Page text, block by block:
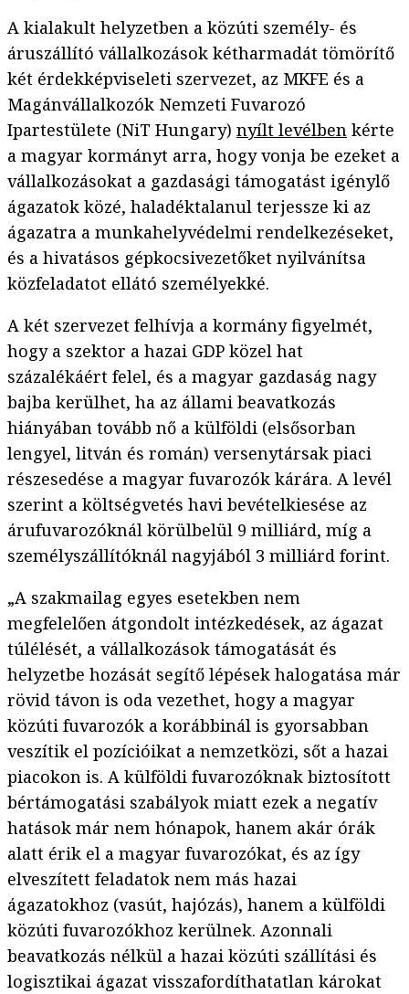
A kialakult helyzetben a közúti személy- és
áruszállító vállalkozások kétharmadát tömörítő
két érdekképviseleti szervezet, az MKFE és a
Magánvállalkozók Nemzeti Fuvarozó
Ipartestülete (NiT Hungary) nyílt levélben kérte
a magyar kormányt arra, hogy vonja be ezeket a
vállalkozásokat a gazdasági támogatást igénylő
ágazatok közé, haladéktalanul terjessze ki az
ágazatra a munkahelyvédelmi rendelkezéseket,
és a hivatásos gépkocsivezetőket nyilvánítsa
közfeladatot ellátó személyekké.
A két szervezet felhívja a kormány figyelmét,
hogy a szektor a hazai GDP közel hat
százalékáért felel, és a magyar gazdaság nagy
bajba kerülhet, ha az állami beavatkozás
hiányában tovább nő a külföldi (elsősorban
lengyel, litván és román) versenytársak piaci
részesedése a magyar fuvarozók kárára. A levél
szerint a költségvetés havi bevételkiesése az
árufuvarozóknál körülbelül 9 milliárd, míg a
személyszállítóknál nagyjából 3 milliárd forint.
„A szakmailag egyes esetekben nem
megfelelően átgondolt intézkedések, az ágazat
túlélését, a vállalkozások támogatását és
helyzetbe hozását segítő lépések halogatása már
rövid távon is oda vezethet, hogy a magyar
közúti fuvarozók a korábbinál is gyorsabban
veszítik el pozícióikat a nemzetközi, sőt a hazai
piacokon is. A külföldi fuvarozóknak biztosított
bértámogatási szabályok miatt ezek a negatív
hatások már nem hónapok, hanem akár órák
alatt érik el a magyar fuvarozókat, és az így
elveszített feladatok nem más hazai
ágazatokhoz (vasút, hajózás), hanem a külföldi
közúti fuvarozókhoz kerülnek. Azonnali
beavatkozás nélkül a hazai közúti szállítási és
logisztikai ágazat visszafordíthatatlan károkat